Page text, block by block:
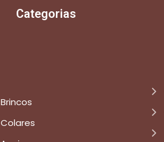
Categorias
Brincos
Colares